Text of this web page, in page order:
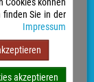
Cookies können
Sie in der
Impressum
akzeptieren